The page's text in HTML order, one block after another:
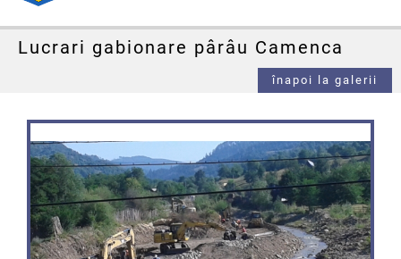
Lucrari gabionare pârâu Camenca
înapoi la galerii